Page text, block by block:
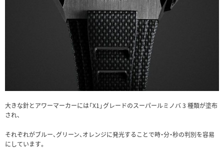
大きな針とアワーマーカーには「X1」グレードのスーパールミノバ 3 種類が塗布
され、
それぞれがブルー、グリーン、オレンジに発光することで時・分・秒の判別を容易
にしています。